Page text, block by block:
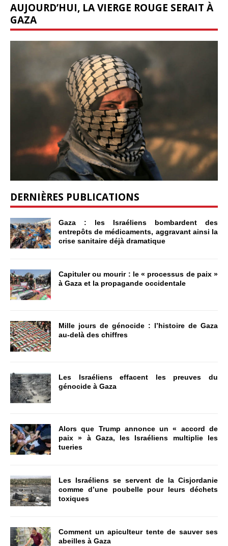
AUJOURD’HUI, LA VIERGE ROUGE SERAIT À
GAZA
DERNIÈRES PUBLICATIONS
Gaza : les Israéliens bombardent des
entrepôts de médicaments, aggravant ainsi la
crise sanitaire déjà dramatique
Capituler ou mourir : le « processus de paix »
à Gaza et la propagande occidentale
Mille jours de génocide : l’histoire de Gaza
au-delà des chiffres
Les Israéliens effacent les preuves du
génocide à Gaza
Alors que Trump annonce un « accord de
paix » à Gaza, les Israéliens multiplie les
tueries
Les Israéliens se servent de la Cisjordanie
comme d’une poubelle pour leurs déchets
toxiques
Comment un apiculteur tente de sauver ses
abeilles à Gaza